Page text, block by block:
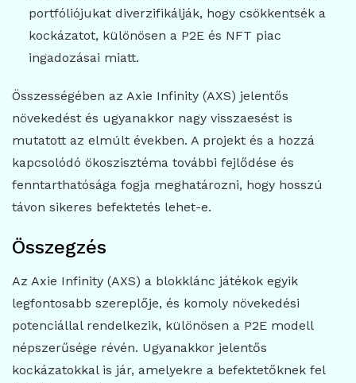
portfóliójukat diverzifikálják, hogy csökkentsék a
kockázatot, különösen a P2E és NFT piac
ingadozásai miatt.
Összességében az Axie Infinity (AXS) jelentős
növekedést és ugyanakkor nagy visszaesést is
mutatott az elmúlt években. A projekt és a hozzá
kapcsolódó ökoszisztéma további fejlődése és
fenntarthatósága fogja meghatározni, hogy hosszú
távon sikeres befektetés lehet-e.
Összegzés
Az Axie Infinity (AXS) a blokklánc játékok egyik
legfontosabb szereplője, és komoly növekedési
potenciállal rendelkezik, különösen a P2E modell
népszerűsége révén. Ugyanakkor jelentős
kockázatokkal is jár, amelyekre a befektetőknek fel